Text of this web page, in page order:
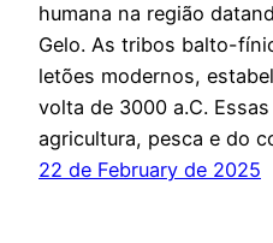
humana na região
Gelo. As tribos balto-
letões modernos,
volta de 3000 a.C.
agricultura, pesca e do
22 de February de 2025